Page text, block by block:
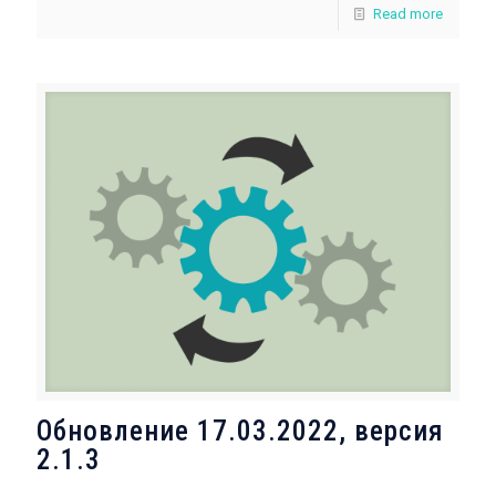
Read more
Обновление 17.03.2022, версия
2.1.3